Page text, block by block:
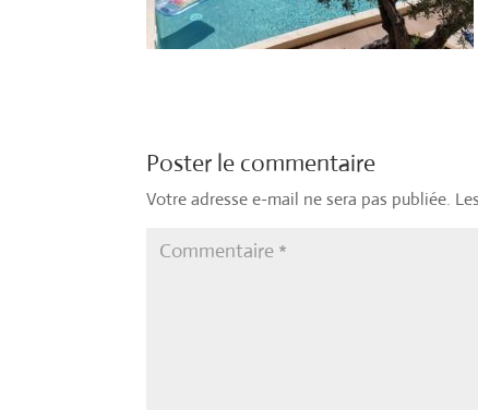
Poster le commentaire
Votre adresse e-mail ne sera pas publiée.